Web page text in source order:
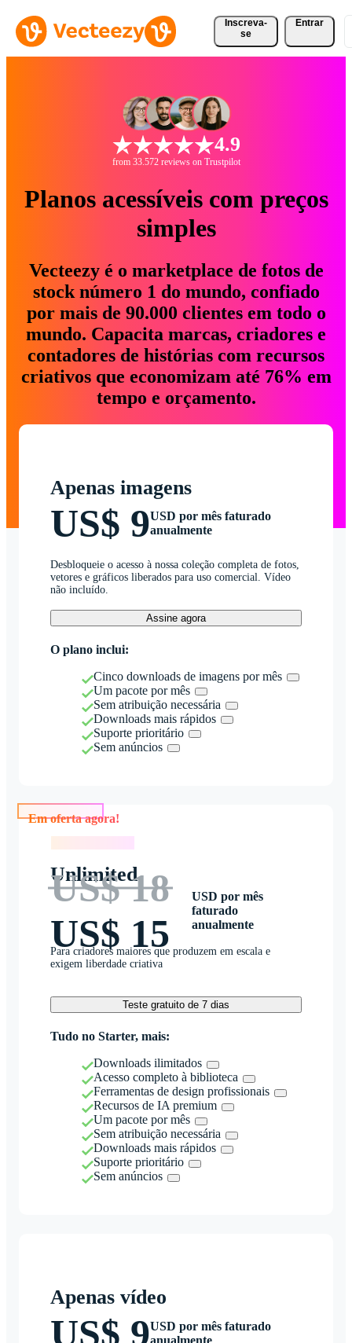
Inscreva-
se
Entrar
4.9
from 33.572 reviews on Trustpilot
Planos acessíveis com preços
simples
Vecteezy é o marketplace de fotos de
stock número 1 do mundo, confiado
por mais de 90.000 clientes em todo o
mundo. Capacita marcas, criadores e
contadores de histórias com recursos
criativos que economizam até 76% em
tempo e orçamento.
Apenas imagens
US$ 9USD por mês faturado
anualmente
Desbloqueie o acesso à nossa coleção completa de fotos,
vetores e gráficos liberados para uso comercial. Vídeo
não incluído.
Assine agora
O plano inclui:
Cinco downloads de imagens por mês
Um pacote por mês
Sem atribuição necessária
Downloads mais rápidos
Suporte prioritário
Sem anúncios
Unlimited
US$ 18
US$ 15
USD por mês
faturado
anualmente
Para criadores maiores que produzem em escala e
exigem liberdade criativa
Teste gratuito de 7 dias
Tudo no Starter, mais:
Downloads ilimitados
Acesso completo à biblioteca
Ferramentas de design profissionais
Recursos de IA premium
Um pacote por mês
Sem atribuição necessária
Downloads mais rápidos
Suporte prioritário
Sem anúncios
Apenas vídeo
US$ 9USD por mês faturado
anualmente